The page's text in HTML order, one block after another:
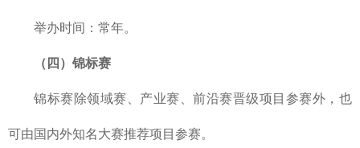
举办时间：常年。
（四）锦标赛
锦标赛除领域赛、产业赛、前沿赛晋级项目参赛外，也
可由国内外知名大赛推荐项目参赛。